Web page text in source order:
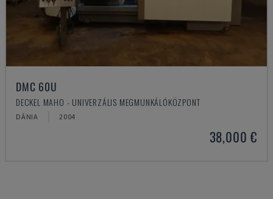
DMC 60U
DECKEL MAHO - UNIVERZÁLIS MEGMUNKÁLÓKÖZPONT
DÁNIA 2004
38,000 €